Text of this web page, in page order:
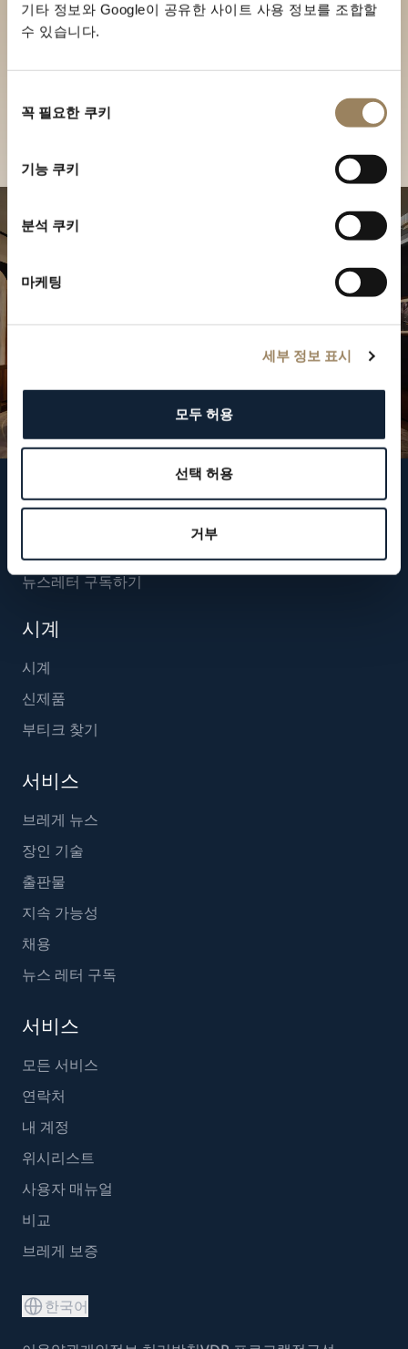
기타 정보와 Google이 공유한 사이트 사용 정보를 조합할
수 있습니다.
꼭 필요한 쿠키
기능 쿠키
분석 쿠키
마케팅
세부 정보 표시
모두 허용
선택 허용
거부
브레게 팔로우하기
뉴스레터 구독하기
시계
시계
신제품
부티크 찾기
서비스
브레게 뉴스
장인 기술
출판물
지속 가능성
채용
뉴스 레터 구독
서비스
모든 서비스
연락처
내 계정
위시리스트
사용자 매뉴얼
비교
브레게 보증
한국어